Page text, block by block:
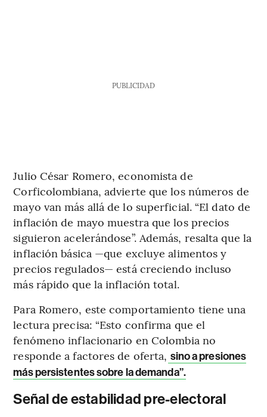
PUBLICIDAD
Julio César Romero, economista de
Corficolombiana, advierte que los números de
mayo van más allá de lo superficial. “El dato de
inflación de mayo muestra que los precios
siguieron acelerándose”. Además, resalta que la
inflación básica —que excluye alimentos y
precios regulados— está creciendo incluso
más rápido que la inflación total.
Para Romero, este comportamiento tiene una
lectura precisa: “Esto confirma que el
fenómeno inflacionario en Colombia no
responde a factores de oferta, sino a presiones
más persistentes sobre la demanda”.
Señal de estabilidad pre-electoral